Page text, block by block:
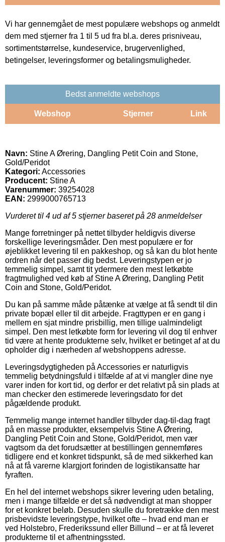
Vi har gennemgået de mest populære webshops og anmeldt
dem med stjerner fra 1 til 5 ud fra bl.a. deres prisniveau,
sortimentstørrelse, kundeservice, brugervenlighed,
betingelser, leveringsformer og betalingsmuligheder.
Bedst anmeldte webshops
Webshop Stjerner Link
Navn: Stine A Ørering, Dangling Petit Coin and Stone,
Gold/Peridot
Kategori: Accessories
Producent: Stine A
Varenummer: 39254028
EAN: 2999000765713
Vurderet til 4 ud af 5 stjerner baseret på 28 anmeldelser
Mange forretninger på nettet tilbyder heldigvis diverse
forskellige leveringsmåder. Den mest populære er for
øjeblikket levering til en pakkeshop, og så kan du blot hente
ordren når det passer dig bedst. Leveringstypen er jo
temmelig simpel, samt tit ydermere den mest letkøbte
fragtmulighed ved køb af Stine A Ørering, Dangling Petit
Coin and Stone, Gold/Peridot.
Du kan på samme måde påtænke at vælge at få sendt til din
private bopæl eller til dit arbejde. Fragttypen er en gang i
mellem en sjat mindre prisbillig, men tillige ualmindeligt
simpel. Den mest letkøbte form for levering vil dog til enhver
tid være at hente produkterne selv, hvilket er betinget af at du
opholder dig i nærheden af webshoppens adresse.
Leveringsdygtigheden på Accessories er naturligvis
temmelig betydningsfuld i tilfælde af at vi mangler dine nye
varer inden for kort tid, og derfor er det relativt på sin plads at
man checker den estimerede leveringsdato for det
pågældende produkt.
Temmelig mange internet handler tilbyder dag-til-dag fragt
på en masse produkter, eksempelvis Stine A Ørering,
Dangling Petit Coin and Stone, Gold/Peridot, men vær
vagtsom da det forudsætter at bestillingen gennemføres
tidligere end et konkret tidspunkt, så de med sikkerhed kan
nå at få varerne klargjort forinden de logistikansatte har
fyraften.
En hel del internet webshops sikrer levering uden betaling,
men i mange tilfælde er det så nødvendigt at man shopper
for et konkret beløb. Desuden skulle du foretrække den mest
prisbevidste leveringstype, hvilket ofte – hvad end man er
ved Holstebro, Frederikssund eller Billund – er at få leveret
produkterne til et afhentningssted.